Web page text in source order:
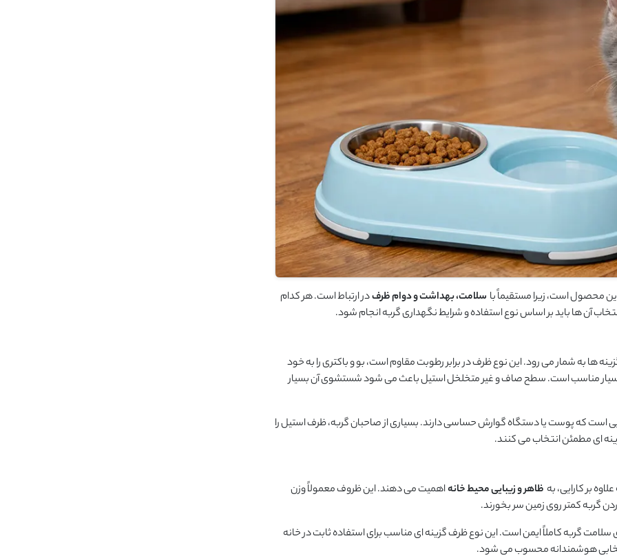
محصول است، زیرا مستقیماً با سلامت، بهداشت و دوام ظرفدر ارتباط است. هر کدام
آن‌ ها باید بر اساس نوع استفاده و شرایط نگهداری گربه انجام شود.
‌ها به شمار می ‌رود. این نوع ظرف در برابر رطوبت مقاوم است، بو و باکتری را به خود
بسیار مناسب است. سطح صاف و غیر متخلخل استیل باعث می ‌شود شستشوی آن بسیار
است که پوست یا دستگاه گوارش حساسی دارند. بسیاری از صاحبان گربه، ظرف استیل را
‌ای مطمئن انتخاب می ‌کنند.
بر کارایی، به ظاهر و زیبایی محیط خانهاهمیت می ‌دهند. این ظروف معمولاً وزن
گربه کمتر روی زمین سر بخورند.
سلامت گربه کاملاً ایمن است. این نوع ظرف گزینه ‌ای مناسب برای استفاده ثابت در خانه
هوشمندانه محسوب می ‌شود.